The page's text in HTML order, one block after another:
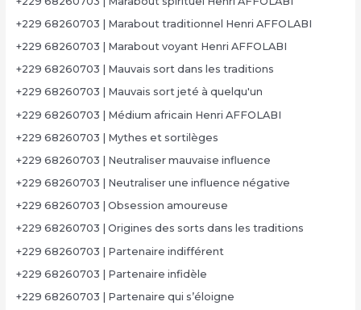
+229 68260703 | Marabout traditionnel Henri AFFOLABI
+229 68260703 | Marabout voyant Henri AFFOLABI
+229 68260703 | Mauvais sort dans les traditions
+229 68260703 | Mauvais sort jeté à quelqu'un
+229 68260703 | Médium africain Henri AFFOLABI
+229 68260703 | Mythes et sortilèges
+229 68260703 | Neutraliser mauvaise influence
+229 68260703 | Neutraliser une influence négative
+229 68260703 | Obsession amoureuse
+229 68260703 | Origines des sorts dans les traditions
+229 68260703 | Partenaire indifférent
+229 68260703 | Partenaire infidèle
+229 68260703 | Partenaire qui s’éloigne